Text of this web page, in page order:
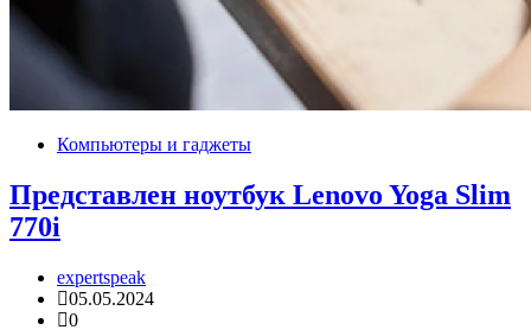
Компьютеры и гаджеты
Представлен ноутбук Lenovo Yoga Slim
770i
expertspeak
05.05.2024
0